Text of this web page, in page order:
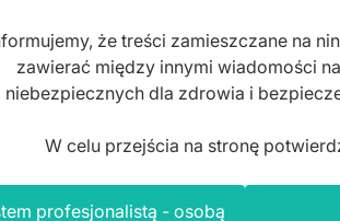
polerska na
że treści zamieszczane na
zawierać między innymi wiadomości
niebezpiecznych dla zdrowia i
W celu przejścia na stronę
profesjonalistą - osobą